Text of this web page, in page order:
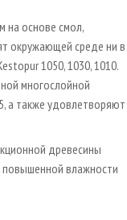
на основе смол,
окружающей среде ни в
1050, 1030, 1010.
многослойной
а также удовлетворяют
древесины
повышенной влажности